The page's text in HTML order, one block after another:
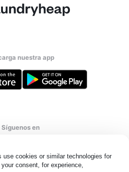
use cookies or similar technologies for
consent, for experience,
nuestra app
Síguenos en